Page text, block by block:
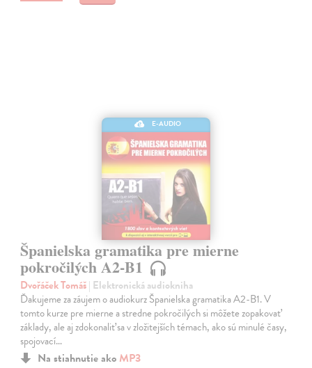
E-AUDIO
Španielska gramatika pre mierne
pokročilých A2-B1
Dvořáček Tomáš| Elektronická audiokniha
Ďakujeme za záujem o audiokurz Španielska gramatika A2-B1. V
tomto kurze pre mierne a stredne pokročilých si môžete zopakovať
základy, ale aj zdokonaliť sa v zložitejších témach, ako sú minulé časy,
spojovací…
Na stiahnutie ako MP3